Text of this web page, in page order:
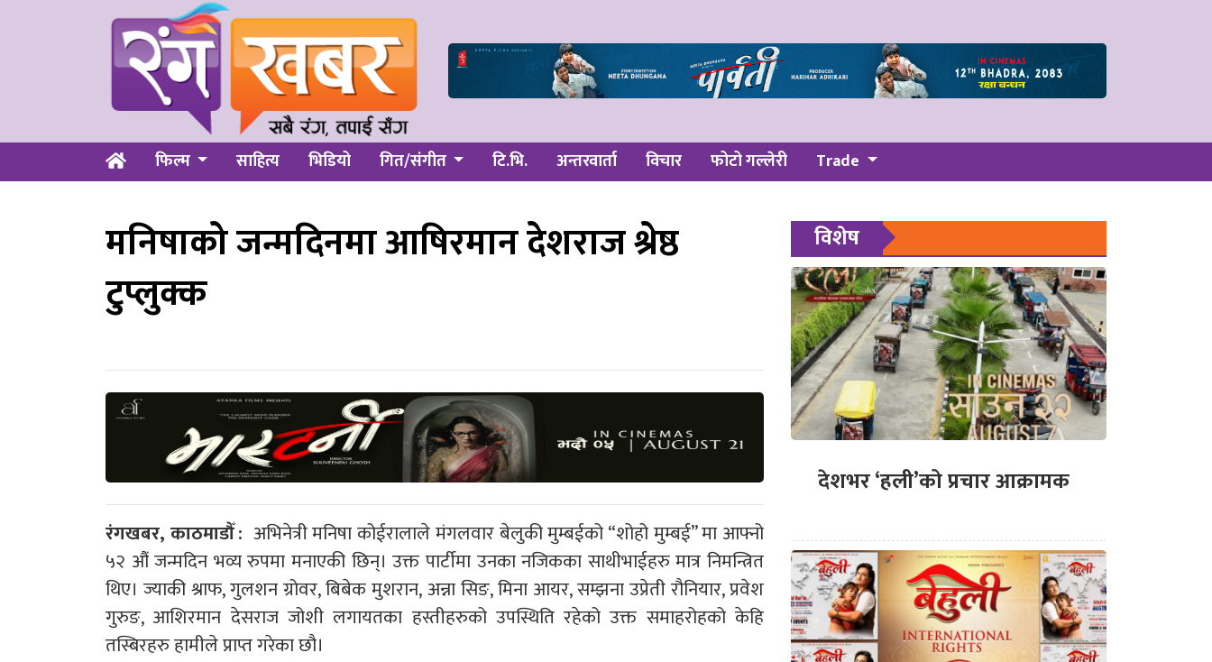
फिल्म साहित्य भिडियो गित/संगीत टि.भि. अन्तरवार्ता विचार फोटो गल्लेरी Trade
मनिषाको जन्मदिनमा आषिरमान देशराज श्रेष्ठ
टुप्लुक्क
रंगखबर, काठमाडौँ : अभिनेत्री मनिषा कोईरालाले मंगलवार बेलुकी मुम्बईको “शोहो मुम्बई” मा आफ्नो
५२ औं जन्मदिन भव्य रुपमा मनाएकी छिन्। उक्त पार्टीमा उनका नजिकका साथीभाईहरु मात्र निमन्त्रित
थिए। ज्याकी श्राफ, गुलशन ग्रोवर, बिबेक मुशरान, अन्ना सिङ, मिना आयर, सम्झना उप्रेती रौनियार, प्रवेश
गुरुङ, आशिरमान देसराज जोशी लगायतका हस्तीहरुको उपस्थिति रहेको उक्त समाहरोहको केहि
तस्बिरहरु हामीले प्राप्त गरेका छौ।
विशेष
देशभर ‘हली’को प्रचार आक्रामक